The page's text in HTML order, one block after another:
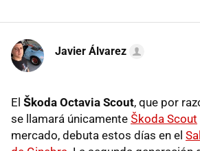
Javier Álvarez
El Škoda Octavia Scout, que por
se llamará únicamente Škoda Scout
mercado, debuta estos días en el